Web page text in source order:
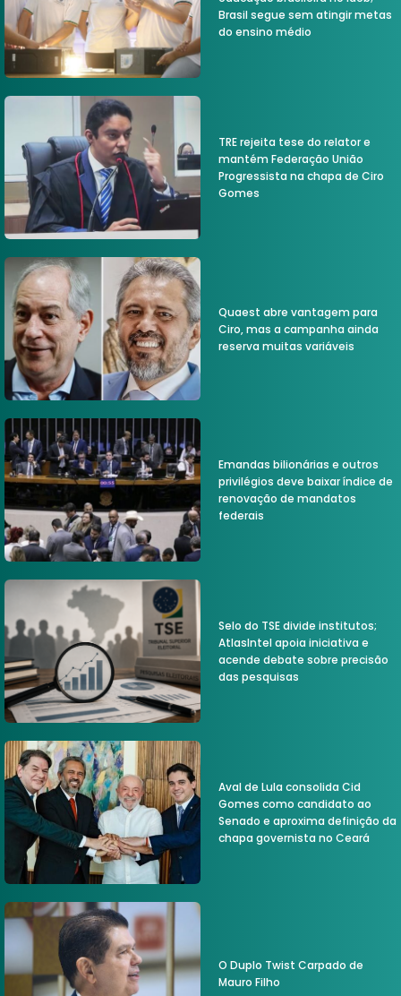
Brasil segue sem atingir metas
do ensino médio
TRE rejeita tese do relator e
mantém Federação União
Progressista na chapa de Ciro
Gomes
Quaest abre vantagem para
Ciro, mas a campanha ainda
reserva muitas variáveis
Emandas bilionárias e outros
privilégios deve baixar índice de
renovação de mandatos
federais
Selo do TSE divide institutos;
AtlasIntel apoia iniciativa e
acende debate sobre precisão
das pesquisas
Aval de Lula consolida Cid
Gomes como candidato ao
Senado e aproxima definição da
chapa governista no Ceará
O Duplo Twist Carpado de
Mauro Filho